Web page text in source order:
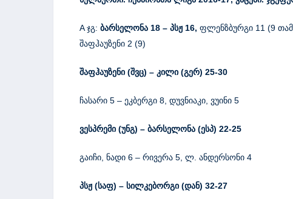
A ჯგ: ბარსელონა 18 – პსჟ 16, ფლენზბურგი 11 (9
შაფჰაუზენი 2 (9)
შაფჰაუზენი (შვც) – კილი (გერ) 25-30
ჩასარი 5 – ეკბერგი 8, დუვნიაკი, ვუინი 5
ვესპრემი (უნგ) – ბარსელონა (ესპ) 22-25
გაიჩი, ნადი 6 – რივერა 5, ლ. ანდერსონი 4
პსჟ (საფ) – სილკებორგი (დან) 32-27